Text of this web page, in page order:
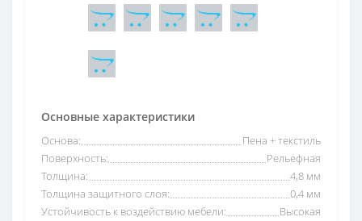
Основные характеристики
Основа:
Пена + текстиль
Поверхность:
Рельефная
Толщина:
4,8 мм
Толщина защитного слоя:
0,4 мм
Устойчивость к воздействию мебели:
Высокая